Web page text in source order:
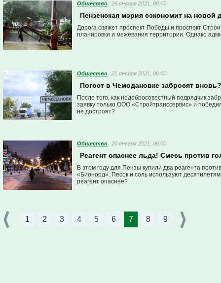
Общество 26 января 2021, 06:00
Пензенская мэрия сэкономит на новой
Дорога свяжет проспект Победы и проспект
планировки и межевания территории. Однако
Общество 21 января 2021, 06:00
Погост в Чемодановке забросят
После того, как недобросовестный подрядчик
заявку только ООО «Стройтранссервис» и
не достроят?
Общество 20 января 2021, 06:00
Реагент опаснее льда! Смесь против
В этом году для Пензы купили два реагента
«Бионорд». Песок и соль используют
реагент опаснее?
1 2 3 4 5 6 7 8 9